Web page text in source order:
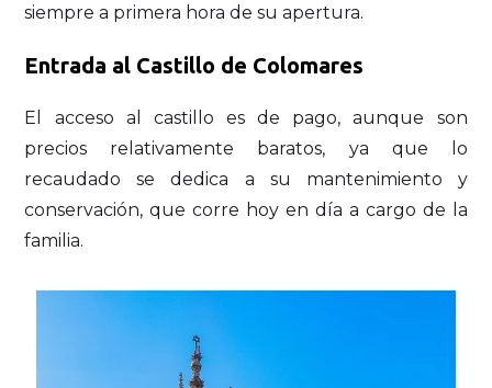
siempre a primera hora de su apertura.
Entrada al Castillo de Colomares
El acceso al castillo es de pago, aunque son
precios relativamente baratos, ya que lo
recaudado se dedica a su mantenimiento y
conservación, que corre hoy en día a cargo de la
familia.